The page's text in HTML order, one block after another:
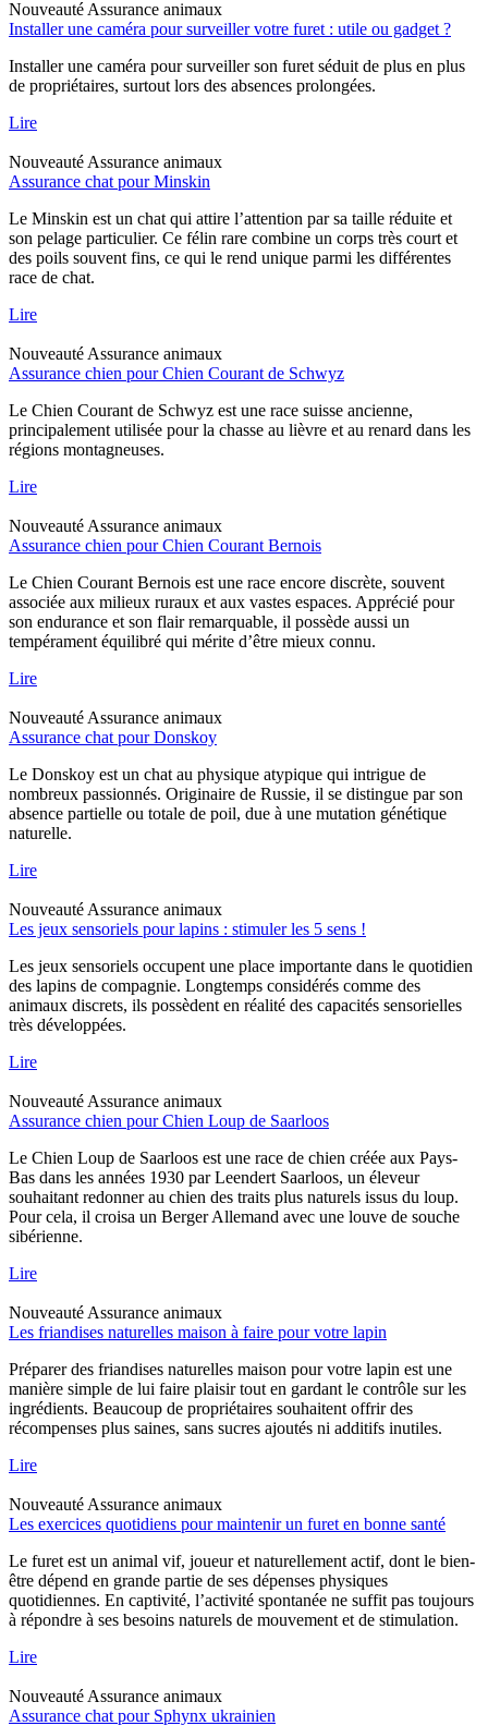
Nouveauté Assurance animaux
Installer une caméra pour surveiller votre furet : utile ou gadget ?
Installer une caméra pour surveiller son furet séduit de plus en plus
de propriétaires, surtout lors des absences prolongées.
Lire
Nouveauté Assurance animaux
Assurance chat pour Minskin
Le Minskin est un chat qui attire l’attention par sa taille réduite et
son pelage particulier. Ce félin rare combine un corps très court et
des poils souvent fins, ce qui le rend unique parmi les différentes
race de chat.
Lire
Nouveauté Assurance animaux
Assurance chien pour Chien Courant de Schwyz
Le Chien Courant de Schwyz est une race suisse ancienne,
principalement utilisée pour la chasse au lièvre et au renard dans les
régions montagneuses.
Lire
Nouveauté Assurance animaux
Assurance chien pour Chien Courant Bernois
Le Chien Courant Bernois est une race encore discrète, souvent
associée aux milieux ruraux et aux vastes espaces. Apprécié pour
son endurance et son flair remarquable, il possède aussi un
tempérament équilibré qui mérite d’être mieux connu.
Lire
Nouveauté Assurance animaux
Assurance chat pour Donskoy
Le Donskoy est un chat au physique atypique qui intrigue de
nombreux passionnés. Originaire de Russie, il se distingue par son
absence partielle ou totale de poil, due à une mutation génétique
naturelle.
Lire
Nouveauté Assurance animaux
Les jeux sensoriels pour lapins : stimuler les 5 sens !
Les jeux sensoriels occupent une place importante dans le quotidien
des lapins de compagnie. Longtemps considérés comme des
animaux discrets, ils possèdent en réalité des capacités sensorielles
très développées.
Lire
Nouveauté Assurance animaux
Assurance chien pour Chien Loup de Saarloos
Le Chien Loup de Saarloos est une race de chien créée aux Pays-
Bas dans les années 1930 par Leendert Saarloos, un éleveur
souhaitant redonner au chien des traits plus naturels issus du loup.
Pour cela, il croisa un Berger Allemand avec une louve de souche
sibérienne.
Lire
Nouveauté Assurance animaux
Les friandises naturelles maison à faire pour votre lapin
Préparer des friandises naturelles maison pour votre lapin est une
manière simple de lui faire plaisir tout en gardant le contrôle sur les
ingrédients. Beaucoup de propriétaires souhaitent offrir des
récompenses plus saines, sans sucres ajoutés ni additifs inutiles.
Lire
Nouveauté Assurance animaux
Les exercices quotidiens pour maintenir un furet en bonne santé
Le furet est un animal vif, joueur et naturellement actif, dont le bien-
être dépend en grande partie de ses dépenses physiques
quotidiennes. En captivité, l’activité spontanée ne suffit pas toujours
à répondre à ses besoins naturels de mouvement et de stimulation.
Lire
Nouveauté Assurance animaux
Assurance chat pour Sphynx ukrainien